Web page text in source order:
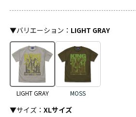
▼バリエーション ： LIGHT GRAY
LIGHT GRAY MOSS
▼サイズ： XLサイズ